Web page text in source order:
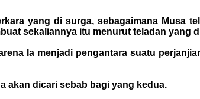
yang di surga, sebagaimana Musa
sekaliannya itu menurut teladan yang
Ia menjadi pengantara suatu
akan dicari sebab bagi yang kedua.